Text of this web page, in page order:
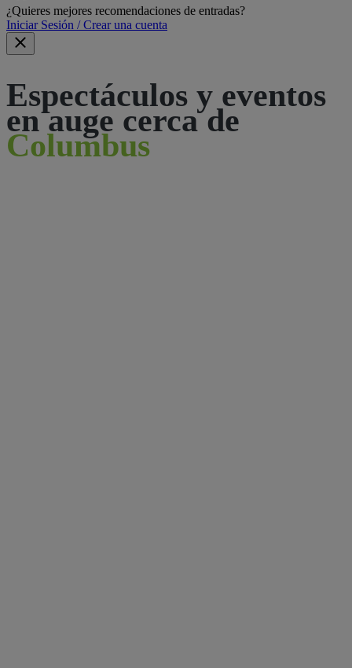
¿Quieres mejores recomendaciones de entradas?
Iniciar Sesión / Crear una cuenta
Espectáculos y eventos
en auge cerca de
Columbus